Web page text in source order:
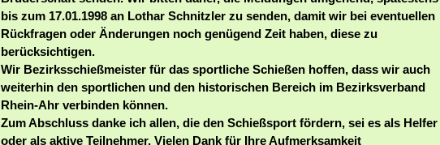
bis zum 17.01.1998 an Lothar Schnitzler zu senden, damit wir bei eventuellen
Rückfragen oder Änderungen noch genügend Zeit haben, diese zu
berücksichtigen.
Wir Bezirksschießmeister für das sportliche Schießen hoffen, dass wir auch
weiterhin den sportlichen und den historischen Bereich im Bezirksverband
Rhein-Ahr verbinden können.
Zum Abschluss danke ich allen, die den Schießsport fördern, sei es als Helfer
oder als aktive Teilnehmer. Vielen Dank für Ihre Aufmerksamkeit